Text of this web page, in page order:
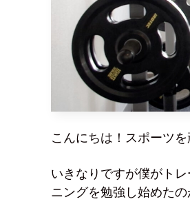
こんにちは！スポーツ
いきなりですが僕がト
ニングを勉強し始めたの